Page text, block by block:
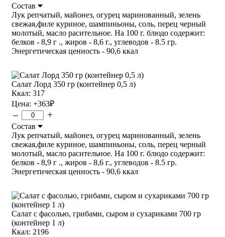
Состав
Лук репчатый, майонез, огурец маринованный, зелень
свежая,филе куриное, шампиньоны, соль, перец черный
молотый, масло расительное. На 100 г. блюдо содержит:
белков - 8,9 г ., жиров - 8,6 г., углеводов - 8.5 гр.
Энергетическая ценность - 90,6 ккал
Салат Лорд 350 гр (контейнер 0,5 л)
Ккал: 317
Цена: +363₽
– +
Состав
Лук репчатый, майонез, огурец маринованный, зелень
свежая,филе куриное, шампиньоны, соль, перец черный
молотый, масло расительное. На 100 г. блюдо содержит:
белков - 8,9 г ., жиров - 8,6 г., углеводов - 8.5 гр.
Энергетическая ценность - 90,6 ккал
Салат с фасолью, грибами, сыром и сухариками 700 гр
(контейнер 1 л)
Ккал: 2196